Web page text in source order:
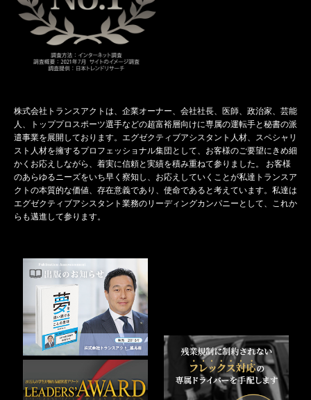
株式会社トランスアクト​​は、企業オーナー、会社社長、医師、政治家、芸能
人、トッププロスポーツ選手などの超富裕層向けに専属の運転手と秘書の派
遣事業を展開しております。エグゼクティブアシスタント人材、スペシャリ
スト人材を擁するプロフェッショナル集団として、お客様のご要望にきめ細
かくお応えしながら、着実に信頼と実績を積み重ねて参りました。 お客様
のあらゆるニーズをいち早く察知し、お応えしていくことが私達トランスア
クトの本質的な価値、存在意義であり、使命であると考えています。私達は
エグゼクティブアシスタント業務のリーディングカンパニーとして、これか
らも邁進して参ります。